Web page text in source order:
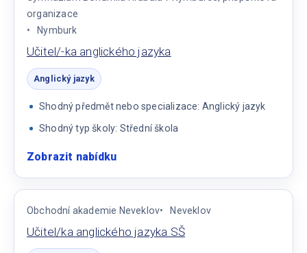
organizace
Nymburk
Učitel/-ka anglického jazyka
Anglický jazyk
Shodný předmět nebo specializace: Anglický jazyk
Shodný typ školy: Střední škola
Zobrazit nabídku:
ka
anglického
Obchodní akademie Neveklov Neveklov
Učitel/ka anglického jazyka SŠ